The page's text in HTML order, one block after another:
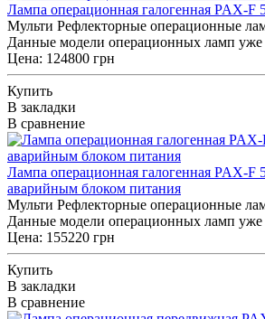
Лампа операционная галогенная PAX-F
Мульти Рефлекторные операционные
Данные модели операционных ламп уже
Цена: 124800 грн
Купить
В закладки
В сравнение
Лампа операционная галогенная PAX-F
аварийным блоком питания
Мульти Рефлекторные операционные
Данные модели операционных ламп уже
Цена: 155220 грн
Купить
В закладки
В сравнение